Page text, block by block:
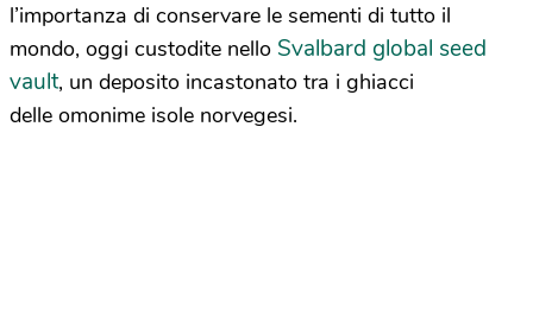
l’importanza di conservare le sementi di tutto il
mondo, oggi custodite nello Svalbard global seed
vault, un deposito incastonato tra i ghiacci
delle omonime isole norvegesi.